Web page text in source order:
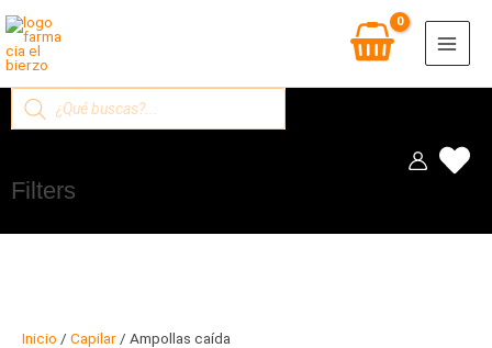
Ir
contenido
Búsqueda
de
productos
Filters
Inicio / Capilar / Ampollas caída